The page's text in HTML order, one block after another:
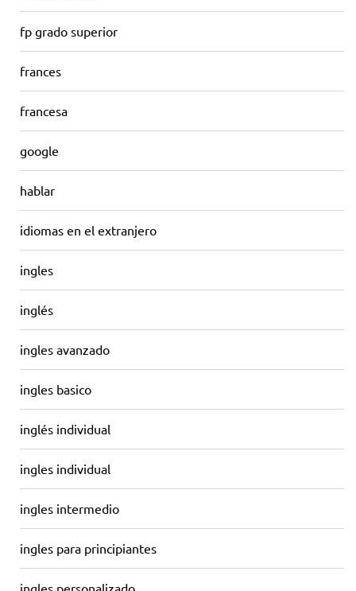
fp grado superior
frances
francesa
google
hablar
idiomas en el extranjero
ingles
inglés
ingles avanzado
ingles basico
inglés individual
ingles individual
ingles intermedio
ingles para principiantes
ingles personalizado